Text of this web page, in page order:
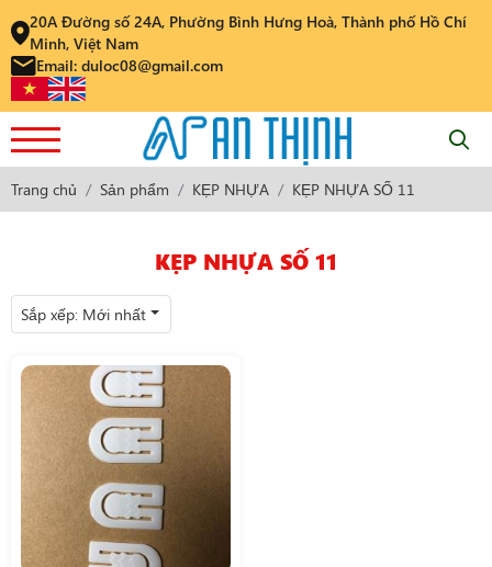
20A Đường số 24A, Phường Bình Hưng Hoà, Thành phố Hồ Chí
Minh, Việt Nam
Email: duloc08@gmail.com
Trang chủ Sản phẩm KẸP NHỰA KẸP NHỰA SỐ 11
KẸP NHỰA SỐ 11
Sắp xếp: Mới nhất